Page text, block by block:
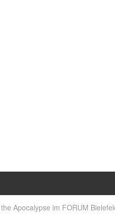
Apocalypse im FORUM